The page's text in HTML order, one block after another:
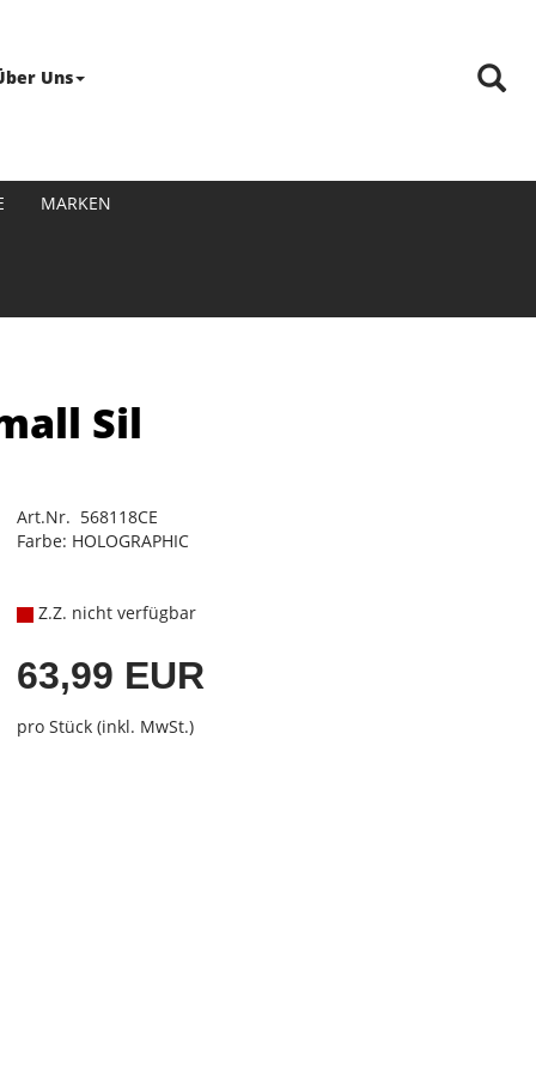
Uns
MARKEN
Sil
Art.Nr. 568118CE
Farbe: HOLOGRAPHIC
Z.Z. nicht verfügbar
63,99 EUR
pro Stück (inkl. MwSt.)